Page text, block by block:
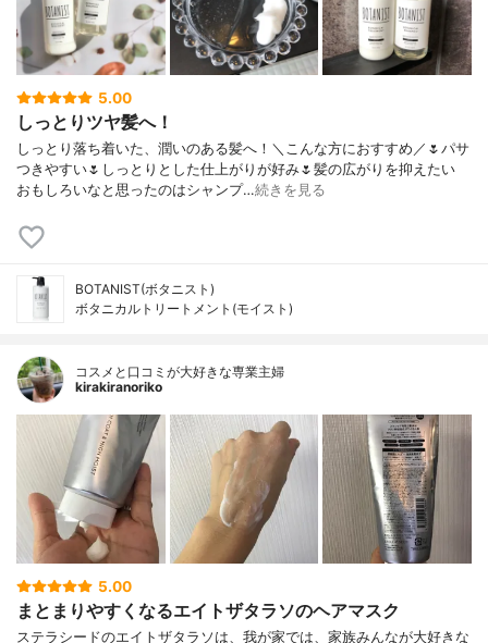
5.00
しっとりツヤ髪へ！
しっとり落ち着いた、潤いのある髪へ！＼こんな方におすすめ／🌷パサ
つきやすい🌷しっとりとした仕上がりが好み🌷髪の広がりを抑えたい
おもしろいなと思ったのはシャンプ…続きを見る
BOTANIST(ボタニスト)
ボタニカルトリートメント(モイスト)
コスメと口コミが大好きな専業主婦
kirakiranoriko
5.00
まとまりやすくなるエイトザタラソのヘアマスク
ステラシードのエイトザタラソは、我が家では、家族みんなが大好きな